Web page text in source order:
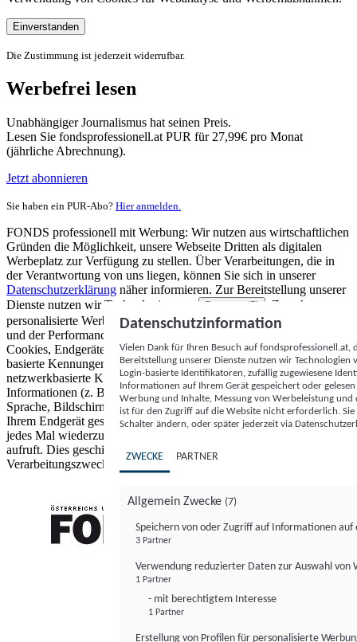
Einverstanden
Die Zustimmung ist jederzeit widerrufbar.
Werbefrei lesen
Unabhängiger Journalismus hat seinen Preis.
Lesen Sie fondsprofessionell.at PUR für 27,99€ pro Monat
(jährliche Abrechnung).
Jetzt abonnieren
Sie haben ein PUR-Abo? Hier anmelden.
FONDS professionell mit Werbung: Wir nutzen aus wirtschaftlichen
Gründen die Möglichkeit, unsere Webseite Dritten als digitalen
Werbeplatz zur Verfügung zu stellen. Über Verarbeitungen, die in
der Verantwortung von uns liegen, können Sie sich in unserer
Datenschutzerklärung näher informieren. Zur Bereitstellung unserer
Dienste nutzen wir Technologien von
Partnern (5)
. Zwecke:
personalisierte Werbung und Inhalte, Messung von Werbeleistung
und der Performance von Inhalten sowie Zielgruppenforschung.
Cookies, Endgeräte- oder ähnliche Online-Kennungen (z. B. login-
basierte Kennungen, zufällig generierte Kennungen,
netzwerkbasierte Kennungen) können zusammen mit anderen
Informationen (z. B. Browsertyp und Browserinformationen,
Sprache, Bildschirmgröße, unterstützte Technologien usw.) auf
Ihrem Endgerät gespeichert oder von dort ausgelesen werden, um es
jedes Mal wiederzuerkennen, wenn es eine App oder einer Webseite
aufruft. Dies geschieht für einen oder mehrere der hier aufgeführten
Verarbeitungszwecke.
Datenschutzinformation
Vielen Dank für Ihren Besuch auf
Bereitstellung unserer Dienste nutzen wir Technologien
Login-basierte Identifikatoren, zufällig zugewiesene
Informationen auf Ihrem Gerät gespeichert oder
Werbung und Inhalte, Messung von Werbeleistung
ist für den Zugriff auf die Website nicht erforderlich.
Schalter ändern, oder später jederzeit via
ZWECKE PARTNER
Allgemein Zwecke (7)
Speichern von oder Zugriff auf Informationen auf
3 Partner
Verwendung reduzierter Daten zur Auswahl von
1 Partner
- mit berechtigtem Interesse
1 Partner
Erstellung von Profilen für personalisierte
FONDS professionell